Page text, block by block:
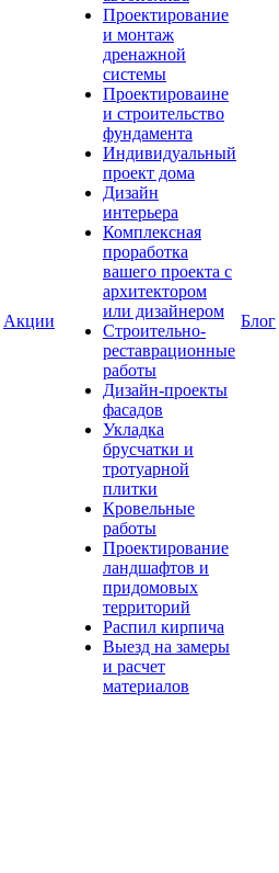
Акции
Проектирование
и монтаж
дренажной
системы
Проектироваине
и строительство
фундамента
Индивидуальный
проект дома
Дизайн
интерьера
Комплексная
проработка
вашего проекта с
архитектором
или дизайнером
Строительно-
реставрационные
работы
Дизайн-проекты
фасадов
Укладка
брусчатки и
тротуарной
плитки
Кровельные
работы
Проектирование
ландшафтов и
придомовых
территорий
Распил кирпича
Выезд на замеры
и расчет
материалов
Блог